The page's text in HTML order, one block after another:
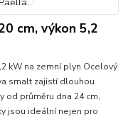
cm, výkon 5,2
kW na zemní plyn Ocelový
smalt zajistí dlouhou
od průměru dna 24 cm,
jsou ideální nejen pro